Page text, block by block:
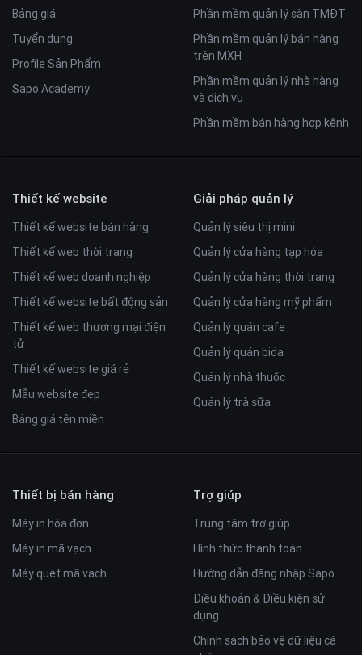
Bảng giá
Tuyển dụng
Profile Sản Phẩm
Sapo Academy
Phần mềm quản lý sàn TMĐT
Phần mềm quản lý bán hàng
trên MXH
Phần mềm quản lý nhà hàng
và dịch vụ
Phần mềm bán hàng hợp kênh
Thiết kế website
Thiết kế website bán hàng
Thiết kế web thời trang
Thiết kế web doanh nghiệp
Thiết kế website bất động sản
Thiết kế web thương mại điện
tử
Thiết kế website giá rẻ
Mẫu website đẹp
Bảng giá tên miền
Giải pháp quản lý
Quản lý siêu thị mini
Quản lý cửa hàng tạp hóa
Quản lý cửa hàng thời trang
Quản lý cửa hàng mỹ phẩm
Quản lý quán cafe
Quản lý quán bida
Quản lý nhà thuốc
Quản lý trà sữa
Thiết bị bán hàng
Máy in hóa đơn
Máy in mã vạch
Máy quét mã vạch
Trợ giúp
Trung tâm trợ giúp
Hình thức thanh toán
Hướng dẫn đăng nhập Sapo
Điều khoản & Điều kiện sử
dụng
Chính sách bảo vệ dữ liệu cá